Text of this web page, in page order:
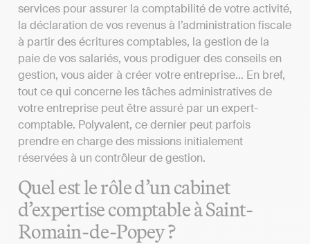
services pour assurer la comptabilité de votre activité,
la déclaration de vos revenus à l’administration fiscale
à partir des écritures comptables, la gestion de la
paie de vos salariés, vous prodiguer des conseils en
gestion, vous aider à créer votre entreprise… En bref,
tout ce qui concerne les tâches administratives de
votre entreprise peut être assuré par un expert-
comptable. Polyvalent, ce dernier peut parfois
prendre en charge des missions initialement
réservées à un contrôleur de gestion.
Quel est le rôle d’un cabinet
d’expertise comptable à Saint-
Romain-de-Popey ?